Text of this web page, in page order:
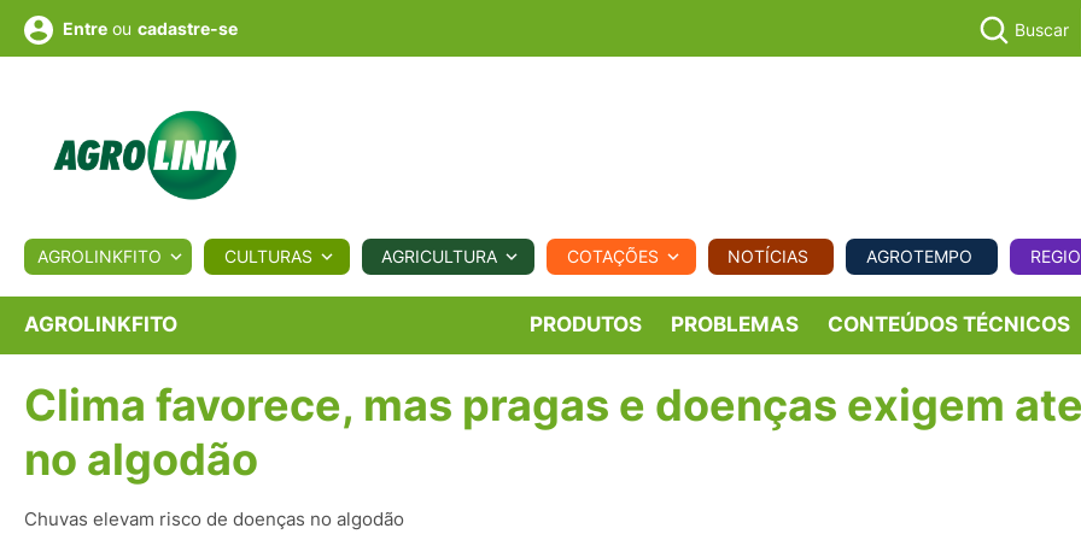
BIOLÓGICOS COTAÇÕES NOTÍCIAS AGROTEMPO REGIONAL COMERCIAL AGROVIAGENS
Conversor Colunistas Eventos
e
Vídeos
Entre ou cadastre-se Buscar
AGROLINKFITO CULTURAS AGRICULTURA COTAÇÕES NOTÍCIAS AGROTEMPO
AGROLINKFITO PRODUTOS PROBLEMAS CONTEÚDOS TÉCNICOS
Clima favorece, mas pragas e doenças exigem
no algodão
Chuvas elevam risco de doenças no algodão